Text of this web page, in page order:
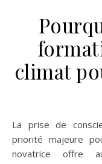
climat
La prise de conscience environnementale devient une
priorité majeure
novatrice offre